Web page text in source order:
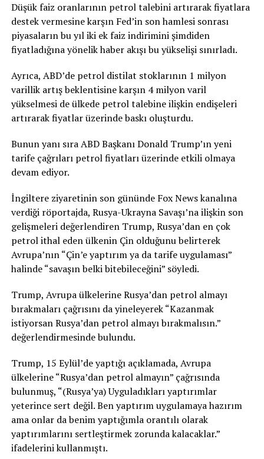
Düşük faiz oranlarının petrol talebini artırarak fiyatlara
destek vermesine karşın Fed’in son hamlesi sonrası
piyasaların bu yıl iki ek faiz indirimini şimdiden
fiyatladığına yönelik haber akışı bu yükselişi sınırladı.
Ayrıca, ABD’de petrol distilat stoklarının 1 milyon
varillik artış beklentisine karşın 4 milyon varil
yükselmesi de ülkede petrol talebine ilişkin endişeleri
artırarak fiyatlar üzerinde baskı oluşturdu.
Bunun yanı sıra ABD Başkanı Donald Trump’ın yeni
tarife çağrıları petrol fiyatları üzerinde etkili olmaya
devam ediyor.
İngiltere ziyaretinin son gününde Fox News kanalına
verdiği röportajda, Rusya-Ukrayna Savaşı’na ilişkin son
gelişmeleri değerlendiren Trump, Rusya’dan en çok
petrol ithal eden ülkenin Çin olduğunu belirterek
Avrupa’nın “Çin’e yaptırım ya da tarife uygulaması”
halinde “savaşın belki bitebileceğini” söyledi.
Trump, Avrupa ülkelerine Rusya’dan petrol almayı
bırakmaları çağrısını da yineleyerek “Kazanmak
istiyorsan Rusya’dan petrol almayı bırakmalısın.”
değerlendirmesinde bulundu.
Trump, 15 Eylül’de yaptığı açıklamada, Avrupa
ülkelerine “Rusya’dan petrol almayın” çağrısında
bulunmuş, “(Rusya’ya) Uyguladıkları yaptırımlar
yeterince sert değil. Ben yaptırım uygulamaya hazırım
ama onlar da benim yaptığımla orantılı olarak
yaptırımlarını sertleştirmek zorunda kalacaklar.”
ifadelerini kullanmıştı.